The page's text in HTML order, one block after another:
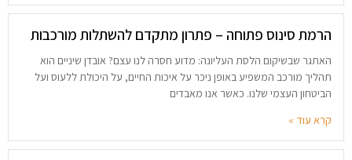
הרמת סינוס פתוחה – פתרון מתקדם להשתלות מורכבות
האתגר שבשיקום הלסת העליונה: מדוע חסרה לנו עצם? אובדן שיניים הוא
תהליך מורכב המשפיע באופן ניכר על איכות החיים, על היכולת ללעוס ועל
הביטחון העצמי שלנו. כאשר אנו מאבדים
קרא עוד »